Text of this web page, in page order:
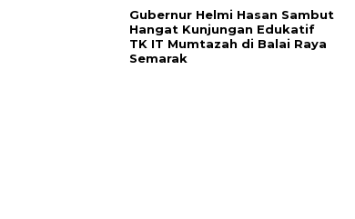
Gubernur Helmi Hasan Sambut
Hangat Kunjungan Edukatif
TK IT Mumtazah di Balai Raya
Semarak